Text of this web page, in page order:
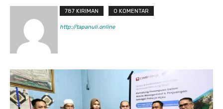
787 KIRIMAN 0 KOMENTAR
http://tapanuli.online